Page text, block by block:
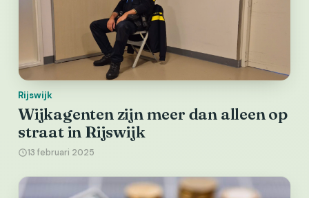
Rijswijk
Wijkagenten zijn meer dan alleen op
straat in Rijswijk
13 februari 2025